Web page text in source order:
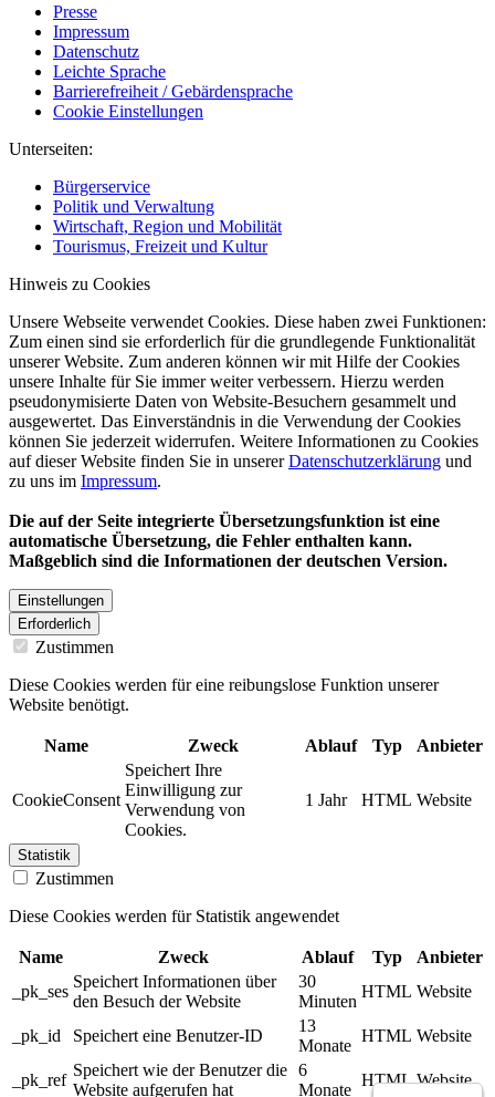
Presse
Impressum
Datenschutz
Leichte Sprache
Barrierefreiheit / Gebärdensprache
Cookie Einstellungen
Unterseiten:
Bürgerservice
Politik und Verwaltung
Wirtschaft, Region und Mobilität
Tourismus, Freizeit und Kultur
Hinweis zu Cookies
Unsere Webseite verwendet Cookies. Diese haben zwei Funktionen:
Zum einen sind sie erforderlich für die grundlegende Funktionalität
unserer Website. Zum anderen können wir mit Hilfe der Cookies
unsere Inhalte für Sie immer weiter verbessern. Hierzu werden
pseudonymisierte Daten von Website-Besuchern gesammelt und
ausgewertet. Das Einverständnis in die Verwendung der Cookies
können Sie jederzeit widerrufen. Weitere Informationen zu Cookies
auf dieser Website finden Sie in unsererDatenschutzerklärung und
zu uns im Impressum.
Die auf der Seite integrierte Übersetzungsfunktion ist eine
automatische Übersetzung, die Fehler enthalten kann.
Maßgeblich sind die Informationen der deutschen Version.
Einstellungen
Erforderlich
Zustimmen
Diese Cookies werden für eine reibungslose Funktion unserer
Website benötigt.
Name Zweck Ablauf Typ Anbieter
CookieConsent
Speichert Ihre
Einwilligung zur
Verwendung von
Cookies.
1 Jahr HTML Website
Statistik
Zustimmen
Diese Cookies werden für Statistik angewendet
Name Zweck Ablauf Typ
Anbieter
_pk_ses
Speichert Informationen über
den Besuch der Website
30
Minuten
HTML Website
_pk_id Speichert eine Benutzer-ID
13
Monate
HTML Website
_pk_ref
Speichert wie der Benutzer die
Website aufgerufen hat
6
Monate
HTML Website